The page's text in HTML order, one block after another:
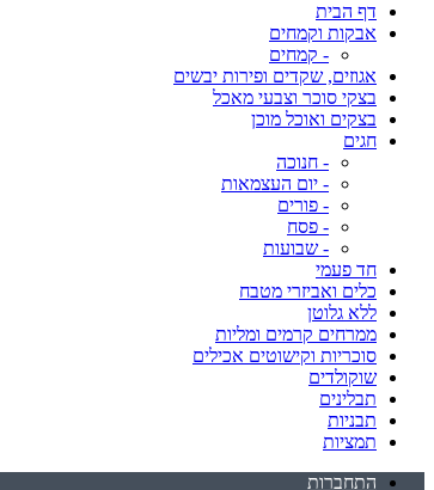
דף הבית
אבקות וקמחים
- קמחים
אגוזים, שקדים ופירות יבשים
בצקי סוכר וצבעי מאכל
בצקים ואוכל מוכן
חגים
- חנוכה
- יום העצמאות
- פורים
- פסח
- שבועות
חד פעמי
כלים ואביזרי מטבח
ללא גלוטן
ממרחים קרמים ומליות
סוכריות וקישוטים אכילים
שוקולדים
תבלינים
תבניות
תמציות
התחברות